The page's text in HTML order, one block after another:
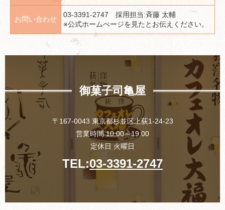
お問い合わせ
03-3391-2747 採用担当:斉藤 太輔
※公式ホームぺージを見たとお伝えください。
御菓子司亀屋
〒167-0043 東京都杉並区上荻1-24-23
営業時間 10:00～19:00
定休日 火曜日
TEL:03-3391-2747